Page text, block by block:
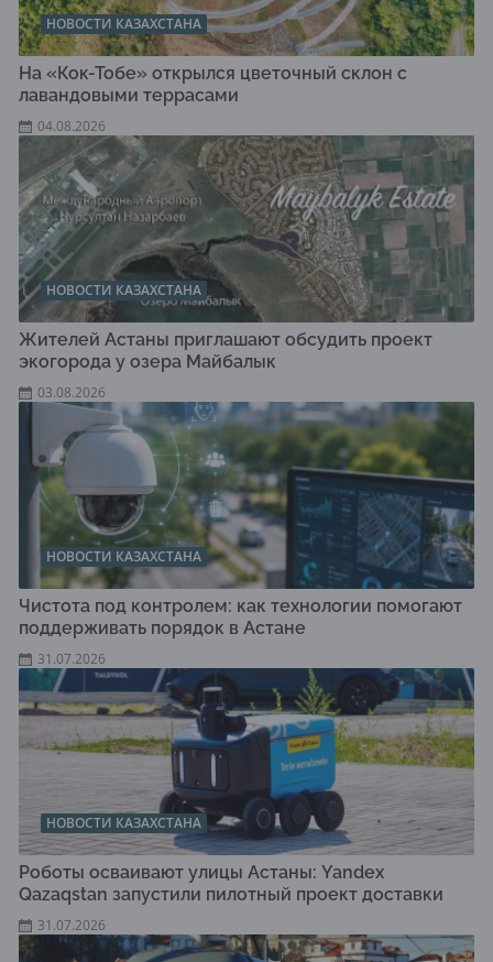
НОВОСТИ КАЗАХСТАНА
На «Кок-Тобе» открылся цветочный склон с
лавандовыми террасами
04.08.2026
НОВОСТИ КАЗАХСТАНА
Жителей Астаны приглашают обсудить проект
экогорода у озера Майбалык
03.08.2026
НОВОСТИ КАЗАХСТАНА
Чистота под контролем: как технологии помогают
поддерживать порядок в Астане
31.07.2026
НОВОСТИ КАЗАХСТАНА
Роботы осваивают улицы Астаны: Yandex
Qazaqstan запустили пилотный проект доставки
31.07.2026